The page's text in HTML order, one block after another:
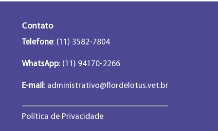
Contato
Telefone: (11) 3582-7804
WhatsApp: (11) 94170-2266
E-mail :administrativo@flordelotus.vet.br
Política de Privacidade